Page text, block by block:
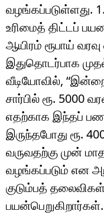
வழங்கப்படுள்ளது.
உரிமைத் திட்டப்
ஆயிரம் ரூபாய்
இதுதொடர்பாக
வீடியோவில்,
சார்பில் ரூ. 5000
எதற்காக இந்தப்
இருந்தபோது ரூ.
வருவதற்கு முன்
வழங்கப்படும் என
குடும்பத்
பயன்பெறுகிறார்கள்.